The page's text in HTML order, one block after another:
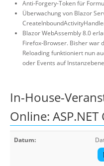
Anti-Forgery-Token für
Überwachung von Blazor
Blazor WebAssembly 8.0
Firefox-Browser. Bisher war
Reloading funktioniert nun
oder Events auf
In-House-
Online:
Datum: